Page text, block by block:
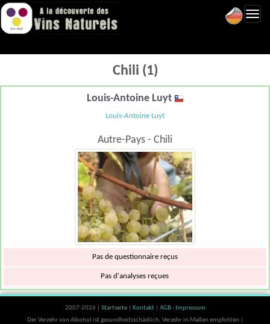
Chili (1)
Louis-Antoine Luyt
Louis-Antoine Luyt
Autre-Pays - Chili
Pas de questionnaire reçus
Pas d'analyses reçues
2007-2026 | Startseite Kontakt
AGB - Impressum
Der Verzehr von Alkohol ist gesundheitsschädlich, Verzehr in Maßen empfohlen |